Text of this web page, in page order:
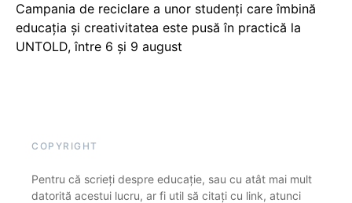
Campania de reciclare a unor studenți care îmbină
educația și creativitatea este pusă în practică la
UNTOLD, între 6 și 9 august
COPYRIGHT
Pentru că scrieți despre educație, sau cu atât mai mult
datorită acestui lucru, ar fi util să citați cu link, atunci